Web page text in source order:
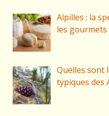
Alpilles : la
les gourmets
Quelles sont
typiques des